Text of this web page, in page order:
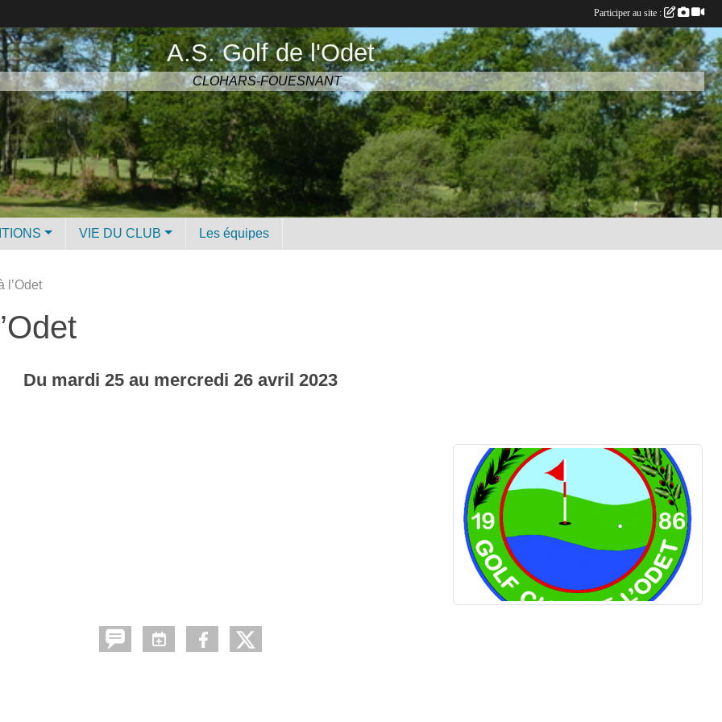
A.S. Golf de l'Odet
CLOHARS-FOUESNANT
VIE DU CLUB Les équipes
l’Odet
Du mardi 25 au mercredi 26 avril 2023
Participer au site :